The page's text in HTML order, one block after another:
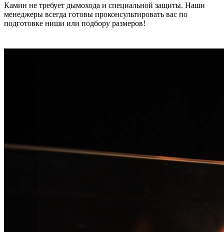
Камин не требует дымохода и специальной защиты. Наши
менеджеры всегда готовы проконсультировать вас по
подготовке ниши или подбору размеров!